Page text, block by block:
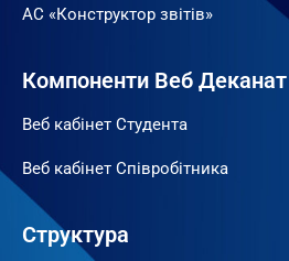
АС «Конструктор звітів»
Компоненти Веб Деканат
Веб кабінет Студента
Веб кабінет Співробітника
Структура